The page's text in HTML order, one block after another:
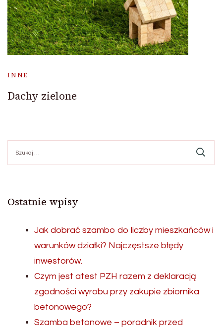
INNE
Dachy zielone
Ostatnie wpisy
Jak dobrać szambo do liczby mieszkańców i
warunków działki? Najczęstsze błędy
inwestorów.
Czym jest atest PZH razem z deklaracją
zgodności wyrobu przy zakupie zbiornika
betonowego?
Szamba betonowe – poradnik przed